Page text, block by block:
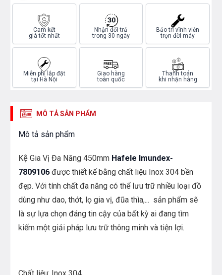
Cam kết
giá tốt nhất
Nhận đổi trả
trong 30 ngày
Bảo trì vĩnh viễn
trọn đời máy
Miễn phí lắp đặt
tại Hà Nội
Giao hàng
toàn quốc
Thanh toán
khi nhận hàng
MÔ TẢ SẢN PHẨM
Mô tả sản phẩm
Kệ Gia Vị Đa Năng 450mm Hafele Imundex-
7809106 được thiết kế bằng chất liệu Inox 304 bền
đẹp. Với tính chất đa năng có thể lưu trữ nhiều loại đồ
dùng như dao, thớt, lọ gia vị, đũa thìa,... sản phẩm sẽ
là sự lựa chọn đáng tin cậy của bất kỳ ai đang tìm
kiếm một giải pháp lưu trữ thông minh và tiện lợi.